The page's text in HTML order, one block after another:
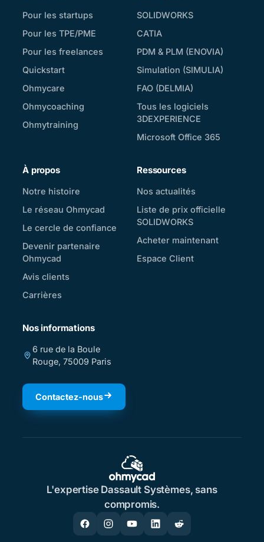
Pour les startups
Pour les TPE/PME
Pour les freelances
Quickstart
Ohmycare
Ohmycoaching
Ohmytraining
SOLIDWORKS
CATIA
PDM & PLM (ENOVIA)
Simulation (SIMULIA)
FAO (DELMIA)
Tous les logiciels
3DEXPERIENCE
Microsoft Office 365
À propos
Notre histoire
Le réseau Ohmycad
Le cercle de confiance
Devenir partenaire
Ohmycad
Avis clients
Carrières
Ressources
Nos actualités
Liste de prix officielle
SOLIDWORKS
Acheter maintenant
Espace Client
Nos informations
6 rue de la Boule
Rouge, 75009 Paris
Contactez-nous
L'expertise Dassault Systèmes, sans
compromis.